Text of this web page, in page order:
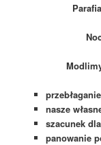
nasze
szacunek
panowanie